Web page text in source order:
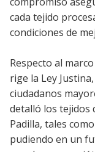
cada tejido
condiciones de
Respecto al
rige la Ley
ciudadanos
detalló los tejidos
Padilla, tales
pudiendo en un